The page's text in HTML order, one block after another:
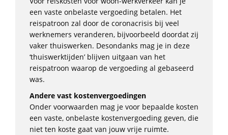
een vaste onbelaste vergoeding betalen. Het
reispatroon zal door de coronacrisis bij veel
werknemers veranderen, bijvoorbeeld doordat zij
vaker thuiswerken. Desondanks mag je in deze
‘thuiswerktijden’ blijven uitgaan van het
reispatroon waarop de vergoeding al gebaseerd
was.
Andere vast kostenvergoedingen
Onder voorwaarden mag je voor bepaalde kosten
een vaste, onbelaste kostenvergoeding geven, die
niet ten koste gaat van jouw vrije ruimte.